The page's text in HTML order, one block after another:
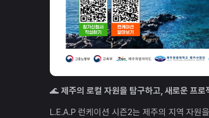
🌊 제주의 로컬 자원을 탐구하고, 새로운 프로
L.E.A.P 런케이션 시즌2는 제주의 지역 자원